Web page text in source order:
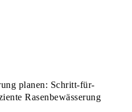
planen: Schritt-für-
Rasenbewässerung